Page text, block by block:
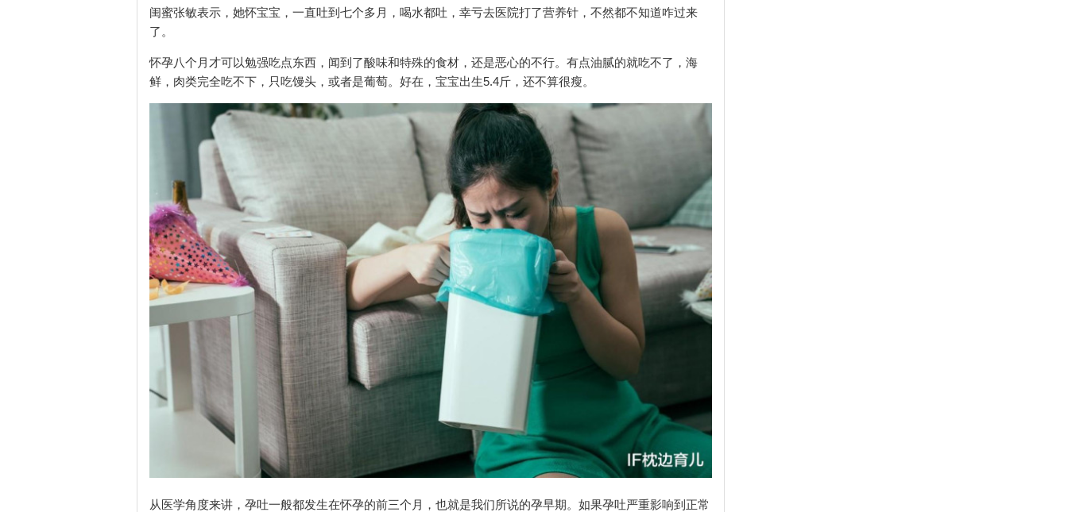
闺蜜张敏表示，她怀宝宝，一直吐到七个多月，喝水都吐，幸亏去医院打了营养针，不然都不知道咋过来
了。
怀孕八个月才可以勉强吃点东西，闻到了酸味和特殊的食材，还是恶心的不行。有点油腻的就吃不了，海
鲜，肉类完全吃不下，只吃馒头，或者是葡萄。好在，宝宝出生5.4斤，还不算很瘦。
从医学角度来讲，孕吐一般都发生在怀孕的前三个月，也就是我们所说的孕早期。如果孕吐严重影响到正常